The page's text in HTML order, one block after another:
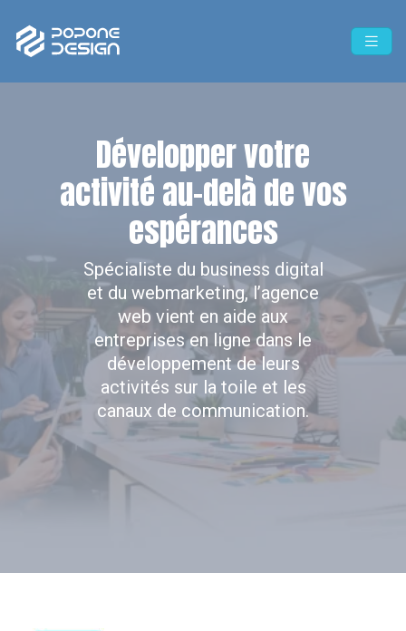
Développer votre
activité au-delà de vos
espérances
Spécialiste du business digital
et du webmarketing, l’agence
web vient en aide aux
entreprises en ligne dans le
développement de leurs
activités sur la toile et les
canaux de communication.